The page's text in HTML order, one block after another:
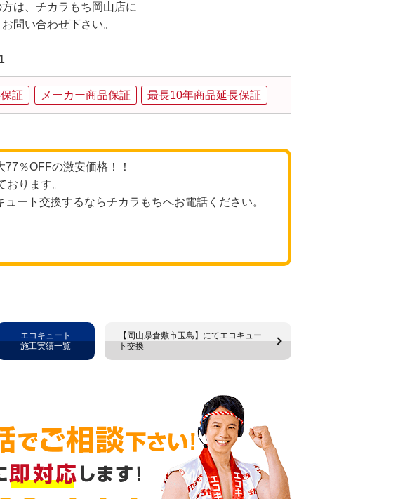
は、チカラもち岡山店に
問い合わせ下さい。
証 メーカー商品保証 最長10年商品延長保証
％OFFの激安価格！！
ります。
ート交換するならチカラもちへお電話ください。
【岡山県倉敷市玉島】にてエコキュー
ト交換
エコキュート
施工実績一覧